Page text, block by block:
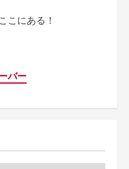
こにある！
バー